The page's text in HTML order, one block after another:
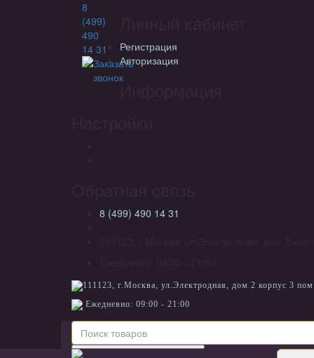
8
(499)
490
14 31
Заказать
звонок
Регистрация
Авторизация
8 (499) 490 14 31
111123, г.Москва, ул.Электродная, дом 2 корпус 3
Ежедневно: 09:00 - 21:00